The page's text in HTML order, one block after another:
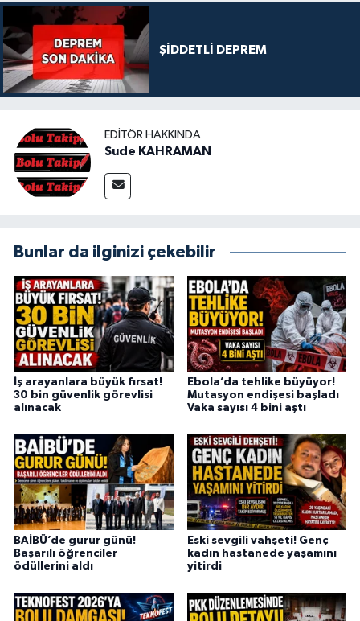
ŞİDDETLİ DEPREM
EDITÖR HAKKINDA
Sude KAHRAMAN
Bunlar da ilginizi çekebilir
İş arayanlara büyük fırsat!
30 bin güvenlik görevlisi
alınacak
Ebola’da tehlike büyüyor!
Mutasyon endişesi başladı
Vaka sayısı 4 bini aştı
BAİBÜ’de gurur günü!
Başarılı öğrenciler
ödüllerini aldı
Eski sevgili vahşeti! Genç
kadın hastanede yaşamını
yitirdi